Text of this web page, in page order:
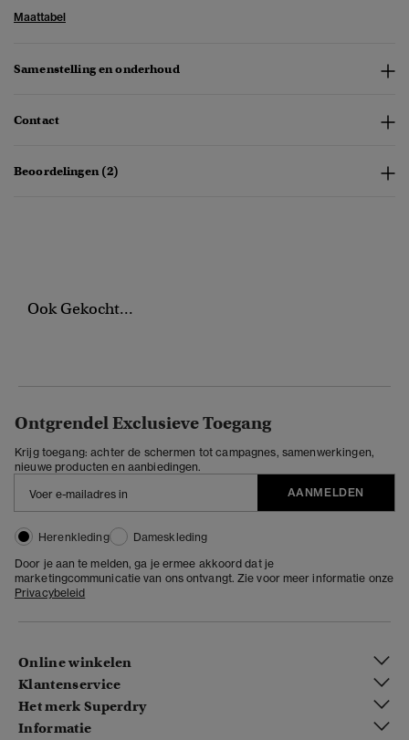
Maattabel
Samenstelling en onderhoud
Contact
Beoordelingen (2)
Ook Gekocht...
Ontgrendel Exclusieve Toegang
Krijg toegang: achter de schermen tot campagnes, samenwerkingen,
nieuwe producten en aanbiedingen.
AANMELDEN
Herenkleding
Dameskleding
Door je aan te melden, ga je ermee akkoord dat je
marketingcommunicatie van ons ontvangt. Zie voor meer informatie onze
Privacybeleid
Online winkelen
Klantenservice
Het merk Superdry
Informatie